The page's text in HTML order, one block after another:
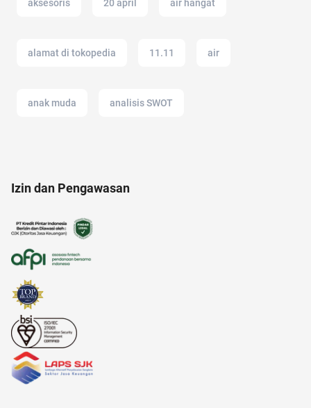
aksesoris 20 april air hangat
alamat di tokopedia 11.11 air
anak muda analisis SWOT
alami
anak susah makan
Izin dan Pengawasan